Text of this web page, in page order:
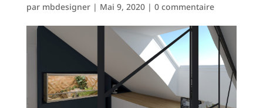
par mbdesigner| Mai 9, 2020| 0 commentaire